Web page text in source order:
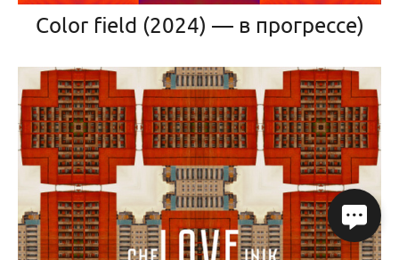
Color field (2024) — в прогрессе)